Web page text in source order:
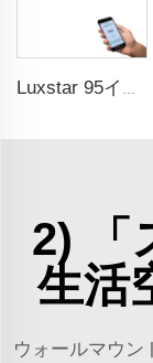
Luxstar 95インチ スマート人工ファイアプレイス オーバーヒート保護機能付き電気式ヒーター
2) 「
生活
ウォールマウン